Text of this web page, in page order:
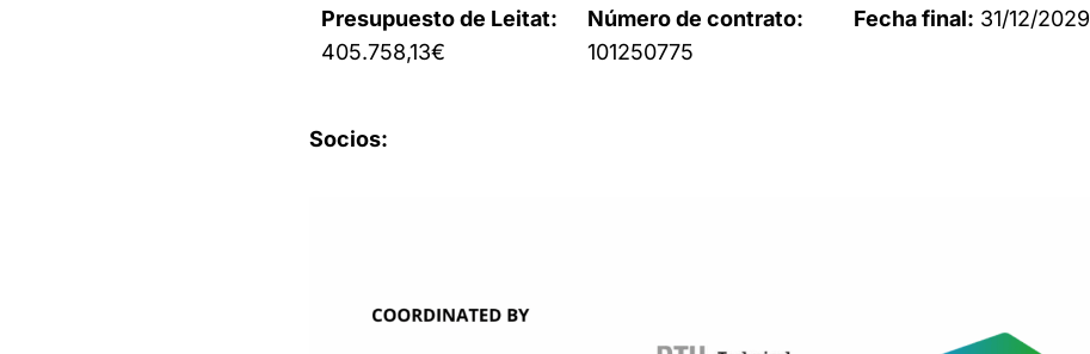
Presupuesto de Leitat:
405.758,13€
Número de contrato:
101250775
Fecha final: 31/12/2029
Socios: